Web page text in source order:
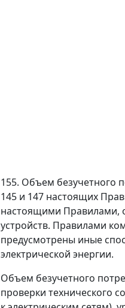
155. Объем безучетного
145 и 147 настоящих
настоящими Правилами,
устройств. Правилами
предусмотрены иные
электрической энергии.
Объем безучетного
проверки технического